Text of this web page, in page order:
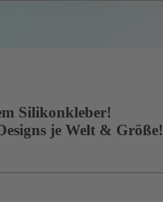
Silikonkleber!
je Welt & Größe!